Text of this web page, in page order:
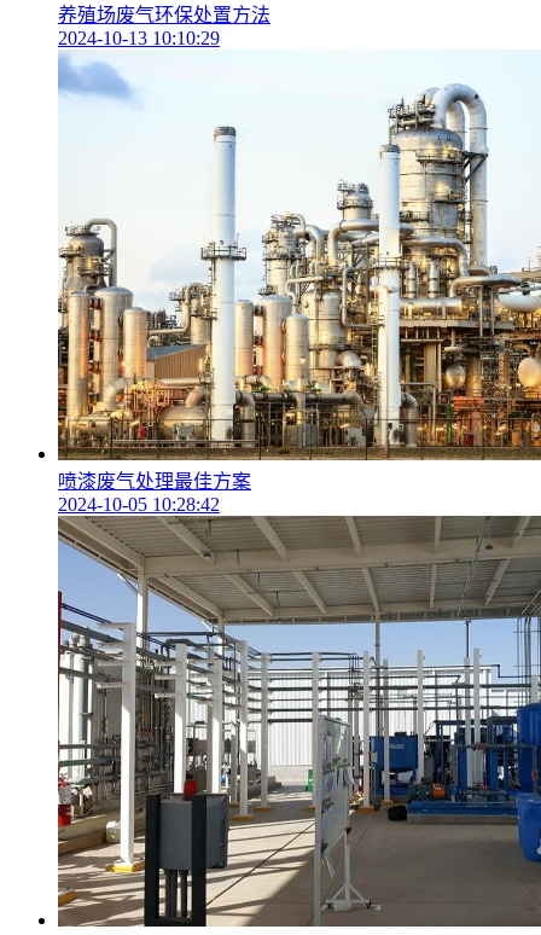
养殖场废气环保处置方法
2024-10-13 10:10:29
喷漆废气处理最佳方案
2024-10-05 10:28:42